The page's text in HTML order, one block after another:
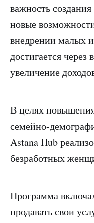
важность
новые
внедрении малых
достигается
увеличение
В целях
семейно-
Astana Hub
безработных
Программа
продавать свои